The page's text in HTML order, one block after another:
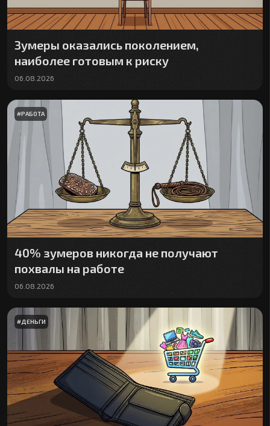
Зумеры оказались поколением,
наиболее готовым к риску
06.08.2026
#РАБОТА
40% зумеров никогда не получают
похвалы на работе
06.08.2026
#ДЕНЬГИ